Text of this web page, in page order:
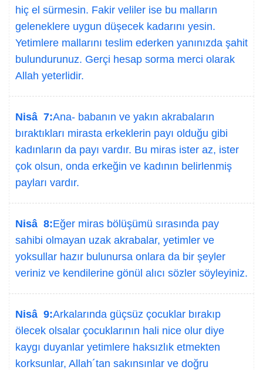
hiç el sürmesin. Fakir veliler ise bu malların
geleneklere uygun düşecek kadarını yesin.
Yetimlere mallarını teslim ederken yanınızda şahit
bulundurunuz. Gerçi hesap sorma merci olarak
Allah yeterlidir.
Nisâ 7:Ana- babanın ve yakın akrabaların
bıraktıkları mirasta erkeklerin payı olduğu gibi
kadınların da payı vardır. Bu miras ister az, ister
çok olsun, onda erkeğin ve kadının belirlenmiş
payları vardır.
Nisâ 8:Eğer miras bölüşümü sırasında pay
sahibi olmayan uzak akrabalar, yetimler ve
yoksullar hazır bulunursa onlara da bir şeyler
veriniz ve kendilerine gönül alıcı sözler söyleyiniz.
Nisâ 9:Arkalarında güçsüz çocuklar bırakıp
ölecek olsalar çocuklarının hali nice olur diye
kaygı duyanlar yetimlere haksızlık etmekten
korksunlar, Allah´tan sakınsınlar ve doğru